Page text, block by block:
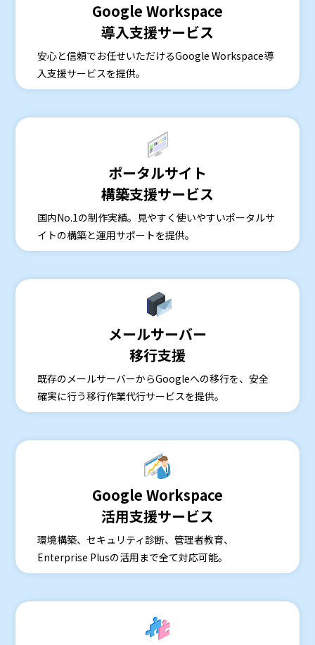
Google Workspace
導入支援サービス
安心と信頼でお任せいただけるGoogle Workspace導
入支援サービスを提供。
ポータルサイト
構築支援サービス
国内No.1の制作実績。見やすく使いやすいポータルサ
イトの構築と運用サポートを提供。
メールサーバー
移行支援
既存のメールサーバーからGoogleへの移行を、安全
確実に行う移行作業代行サービスを提供。
Google Workspace
活用支援サービス
環境構築、セキュリティ診断、管理者教育、
Enterprise Plusの活用まで全て対応可能。